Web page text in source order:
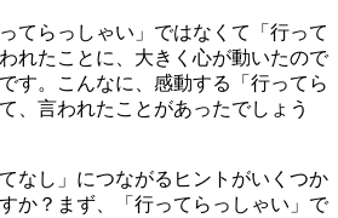
てらっしゃい」ではなくて「行って
れたことに、大きく心が動いたので
す。こんなに、感動する「行ってら
、言われたことがあったでしょう
なし」につながるヒントがいくつか
か？まず、「行ってらっしゃい」で